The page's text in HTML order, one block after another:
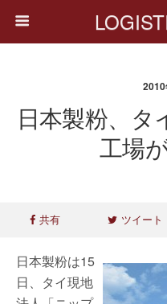
日本製粉、タ
工場
共有 ツイート
日本製粉は15
日、タイ現地